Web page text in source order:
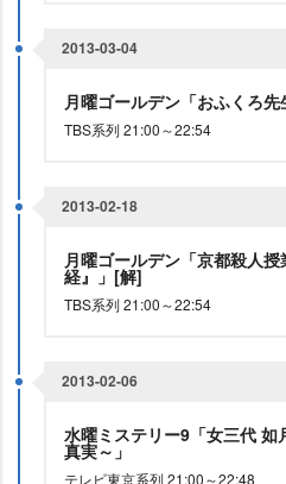
2013-03-04
月曜ゴールデン「おふくろ
TBS系列 21:00～22:54
2013-02-18
月曜ゴールデン「京都殺人
経』」[解]
TBS系列 21:00～22:54
2013-02-06
水曜ミステリー9「女三代
真実～」
テレビ東京系列 21:00～22:48